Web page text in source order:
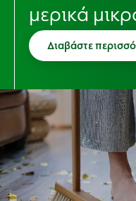
μερικά
Διαβάστε